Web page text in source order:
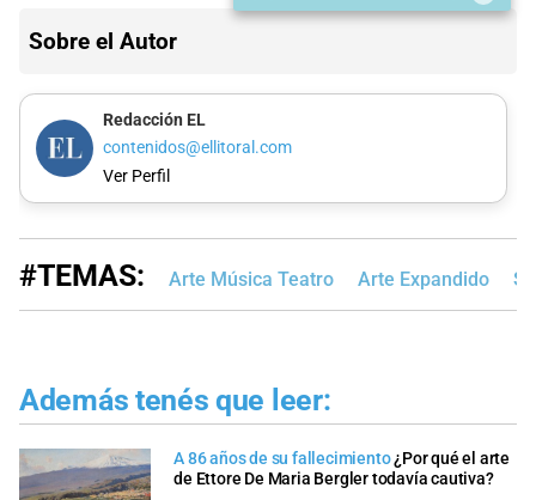
Sobre el Autor
Redacción EL
contenidos@ellitoral.com
Ver Perfil
#TEMAS: Arte Música Teatro Arte Expandido
Además tenés que leer:
A 86 años de su fallecimiento¿Por qué el arte
de Ettore De Maria Bergler todavía cautiva?